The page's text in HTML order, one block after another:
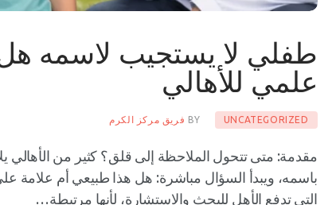
طفلي لا يستجيب لاسمه هل
علمي للأهالي
UNCATEGORIZED
BY فريق مركز الكرم
مقدمة: متى تتحول الملاحظة إلى قلق؟ كثير من الأهالي
باسمه، ويبدأ السؤال مباشرة: هل هذا طبيعي أم علامة
التي تدفع الأهل للبحث والاستشارة، لأنها مرتبطة…